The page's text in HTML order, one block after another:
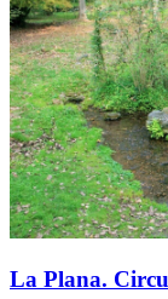
La Plana.